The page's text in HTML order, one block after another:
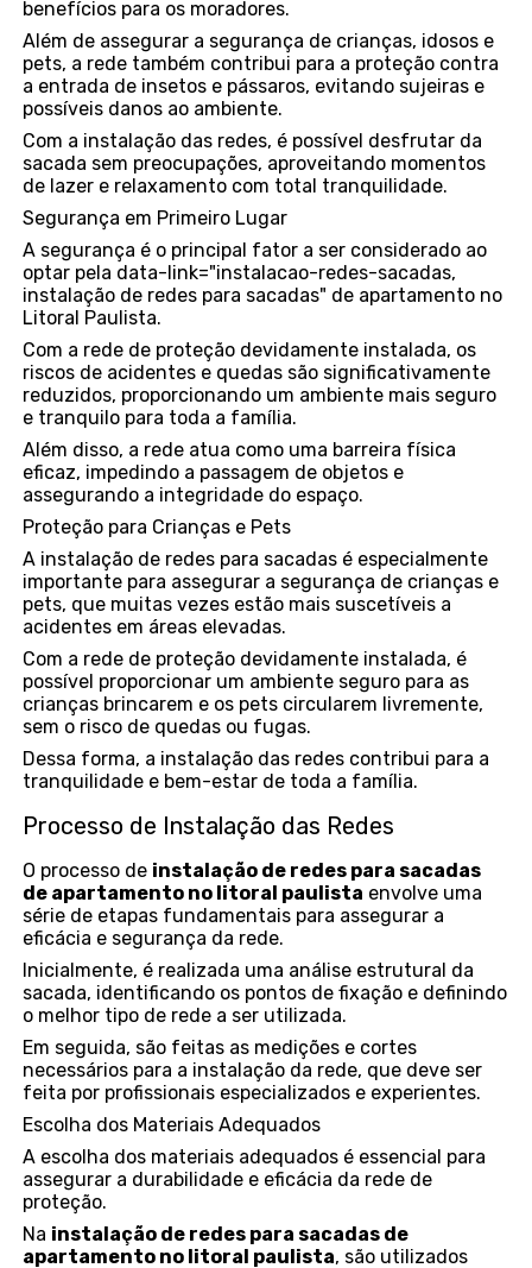
benefícios para os moradores.
Além de assegurar a segurança de crianças, idosos e
pets, a rede também contribui para a proteção contra
a entrada de insetos e pássaros, evitando sujeiras e
possíveis danos ao ambiente.
Com a instalação das redes, é possível desfrutar da
sacada sem preocupações, aproveitando momentos
de lazer e relaxamento com total tranquilidade.
Segurança em Primeiro Lugar
A segurança é o principal fator a ser considerado ao
optar pela data-link="instalacao-redes-sacadas,
instalação de redes para sacadas" de apartamento no
Litoral Paulista.
Com a rede de proteção devidamente instalada, os
riscos de acidentes e quedas são significativamente
reduzidos, proporcionando um ambiente mais seguro
e tranquilo para toda a família.
Além disso, a rede atua como uma barreira física
eficaz, impedindo a passagem de objetos e
assegurando a integridade do espaço.
Proteção para Crianças e Pets
A instalação de redes para sacadas é especialmente
importante para assegurar a segurança de crianças e
pets, que muitas vezes estão mais suscetíveis a
acidentes em áreas elevadas.
Com a rede de proteção devidamente instalada, é
possível proporcionar um ambiente seguro para as
crianças brincarem e os pets circularem livremente,
sem o risco de quedas ou fugas.
Dessa forma, a instalação das redes contribui para a
tranquilidade e bem-estar de toda a família.
Processo de Instalação das Redes
O processo de instalação de redes para sacadas
de apartamento no litoral paulista envolve uma
série de etapas fundamentais para assegurar a
eficácia e segurança da rede.
Inicialmente, é realizada uma análise estrutural da
sacada, identificando os pontos de fixação e definindo
o melhor tipo de rede a ser utilizada.
Em seguida, são feitas as medições e cortes
necessários para a instalação da rede, que deve ser
feita por profissionais especializados e experientes.
Escolha dos Materiais Adequados
A escolha dos materiais adequados é essencial para
assegurar a durabilidade e eficácia da rede de
proteção.
Na instalação de redes para sacadas de
apartamento no litoral paulista, são utilizados